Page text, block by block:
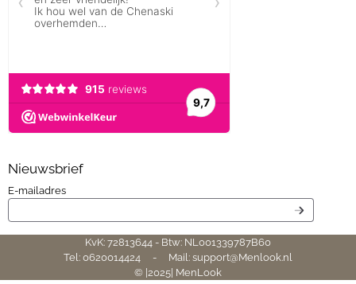
Nieuwsbrief
E-mailadresVul je e-mailadres in voor de nieuwsbrief
KvK: 72813644 - Btw: NL001339787B60
Tel: 0620014424 - Mail: support@Menlook.nl
© |2025| MenLook